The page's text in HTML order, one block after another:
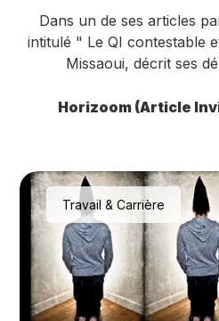
Dans un de ses articles
intitulé " Le QI contestable
Missaoui, décrit ses
Horizoom (Article
Travail & Carrière